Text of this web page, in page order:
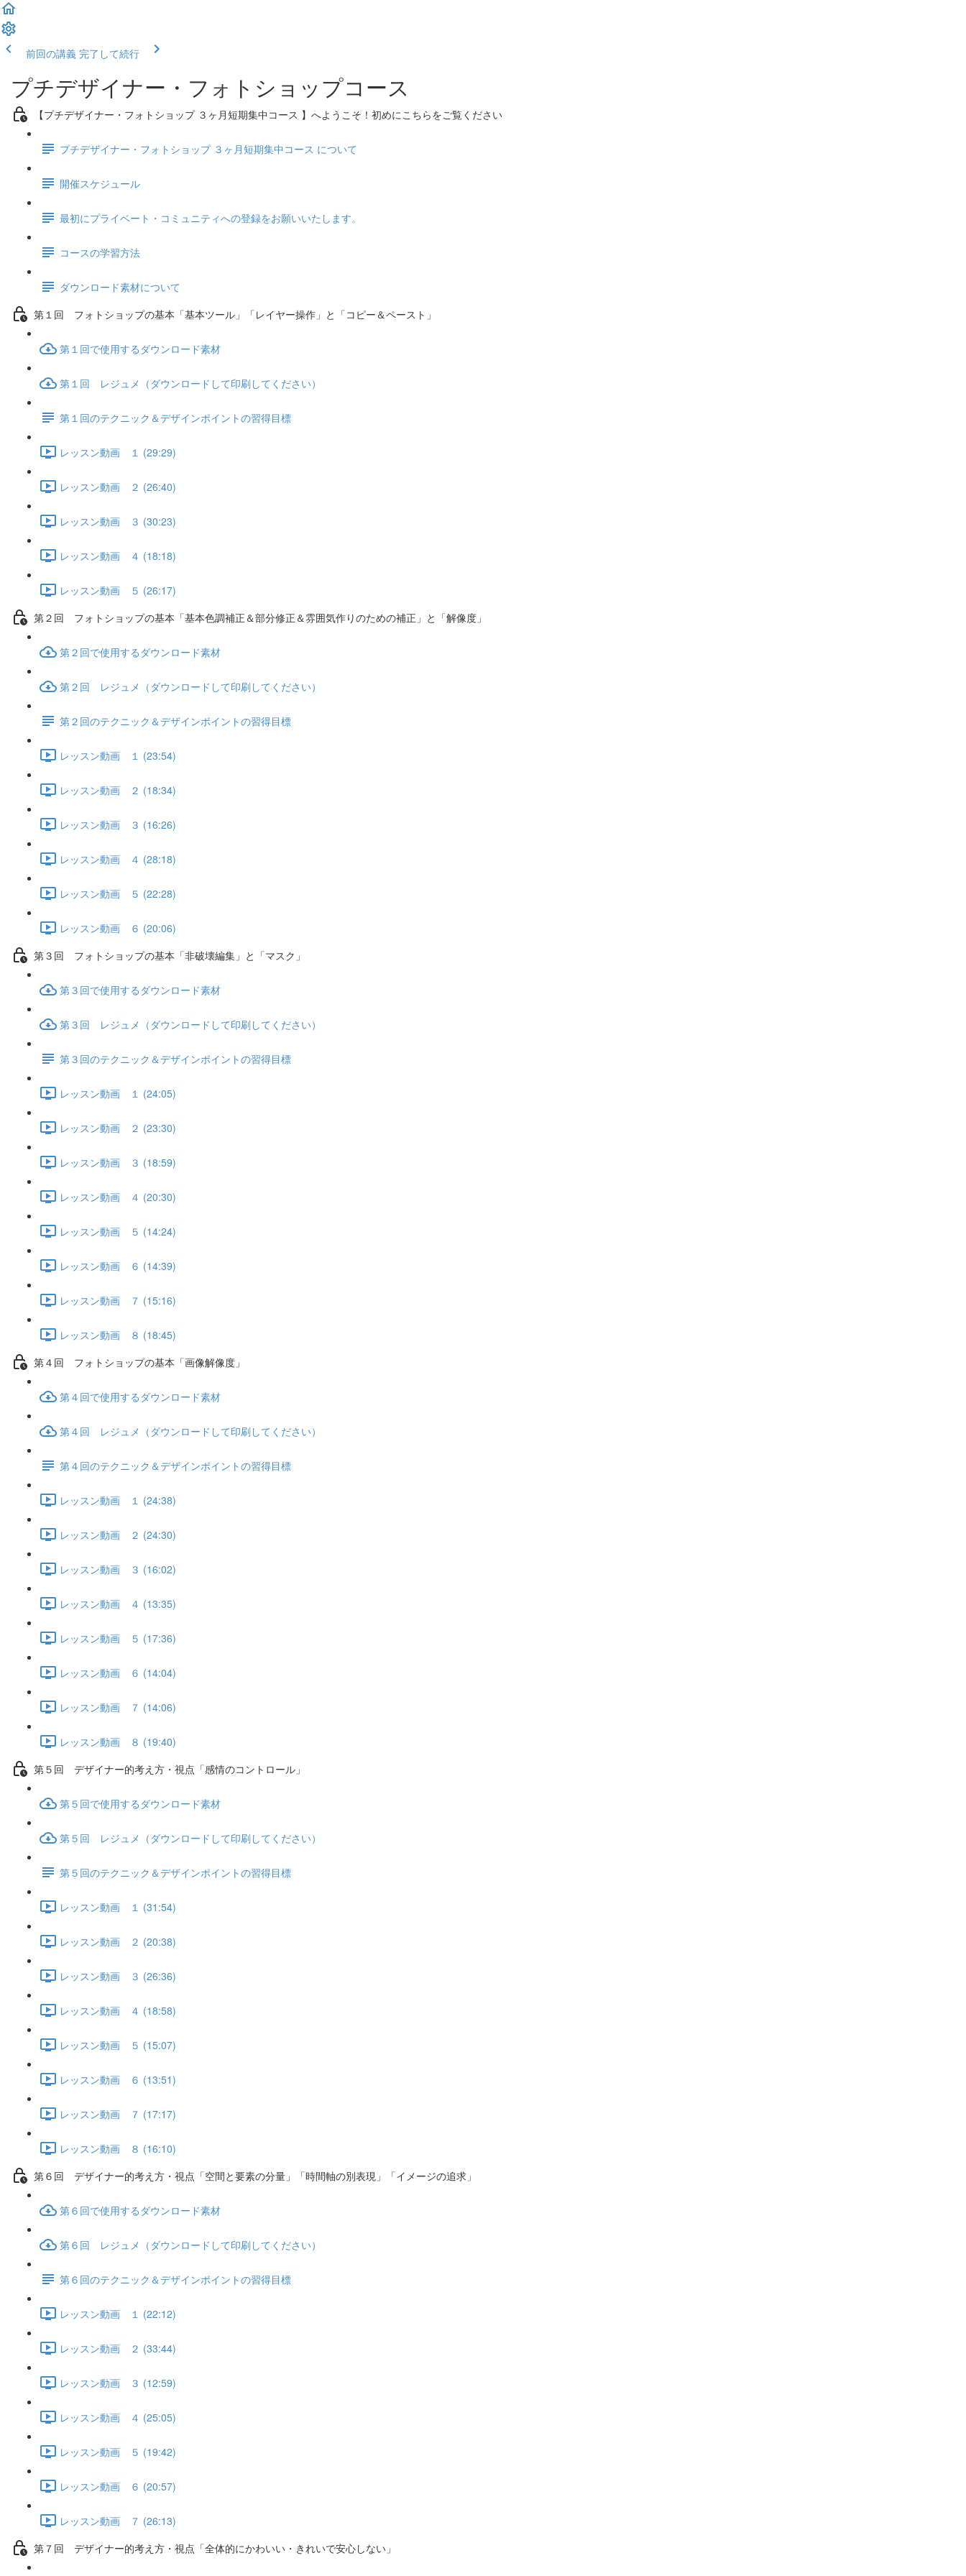
前回の講義 完了して続行
プチデザイナー・フォトショップコース
【プチデザイナー・フォトショップ ３ヶ月短期集中コース 】へようこそ！初めにこちらをご覧ください
プチデザイナー・フォトショップ ３ヶ月短期集中コース について
開催スケジュール
最初にプライベート・コミュニティへの登録をお願いいたします。
コースの学習方法
ダウンロード素材について
第１回 フォトショップの基本「基本ツール」「レイヤー操作」と「コピー＆ペースト」
第１回で使用するダウンロード素材
第１回 レジュメ（ダウンロードして印刷してください）
第１回のテクニック＆デザインポイントの習得目標
レッスン動画 １ (29:29)
レッスン動画 ２ (26:40)
レッスン動画 ３ (30:23)
レッスン動画 ４ (18:18)
レッスン動画 ５ (26:17)
第２回 フォトショップの基本「基本色調補正＆部分修正＆雰囲気作りのための補正」と「解像度」
第２回で使用するダウンロード素材
第２回 レジュメ（ダウンロードして印刷してください）
第２回のテクニック＆デザインポイントの習得目標
レッスン動画 １ (23:54)
レッスン動画 ２ (18:34)
レッスン動画 ３ (16:26)
レッスン動画 ４ (28:18)
レッスン動画 ５ (22:28)
レッスン動画 ６ (20:06)
第３回 フォトショップの基本「非破壊編集」と「マスク」
第３回で使用するダウンロード素材
第３回 レジュメ（ダウンロードして印刷してください）
第３回のテクニック＆デザインポイントの習得目標
レッスン動画 １ (24:05)
レッスン動画 ２ (23:30)
レッスン動画 ３ (18:59)
レッスン動画 ４ (20:30)
レッスン動画 ５ (14:24)
レッスン動画 ６ (14:39)
レッスン動画 ７ (15:16)
レッスン動画 ８ (18:45)
第４回 フォトショップの基本「画像解像度」
第４回で使用するダウンロード素材
第４回 レジュメ（ダウンロードして印刷してください）
第４回のテクニック＆デザインポイントの習得目標
レッスン動画 １ (24:38)
レッスン動画 ２ (24:30)
レッスン動画 ３ (16:02)
レッスン動画 ４ (13:35)
レッスン動画 ５ (17:36)
レッスン動画 ６ (14:04)
レッスン動画 ７ (14:06)
レッスン動画 ８ (19:40)
第５回 デザイナー的考え方・視点「感情のコントロール」
第５回で使用するダウンロード素材
第５回 レジュメ（ダウンロードして印刷してください）
第５回のテクニック＆デザインポイントの習得目標
レッスン動画 １ (31:54)
レッスン動画 ２ (20:38)
レッスン動画 ３ (26:36)
レッスン動画 ４ (18:58)
レッスン動画 ５ (15:07)
レッスン動画 ６ (13:51)
レッスン動画 ７ (17:17)
レッスン動画 ８ (16:10)
第６回 デザイナー的考え方・視点「空間と要素の分量」「時間軸の別表現」「イメージの追求」
第６回で使用するダウンロード素材
第６回 レジュメ（ダウンロードして印刷してください）
第６回のテクニック＆デザインポイントの習得目標
レッスン動画 １ (22:12)
レッスン動画 ２ (33:44)
レッスン動画 ３ (12:59)
レッスン動画 ４ (25:05)
レッスン動画 ５ (19:42)
レッスン動画 ６ (20:57)
レッスン動画 ７ (26:13)
第７回 デザイナー的考え方・視点「全体的にかわいい・きれいで安心しない」